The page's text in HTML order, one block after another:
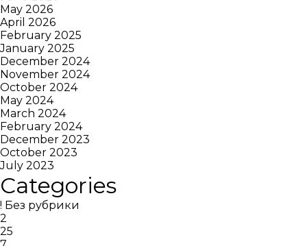
May 2026
April 2026
February 2025
January 2025
December 2024
November 2024
October 2024
May 2024
March 2024
February 2024
December 2023
October 2023
July 2023
Categories
! Без рубрики
2
25